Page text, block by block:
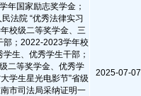
年国家励志奖学金；
法院 “优秀法律实习
校级二等奖学金、三
部；2022-2023学年校
生、优秀学生干部；
二等奖学金、优秀学
学生星光电影节”省级
市司法局采纳证明一
2025-07-07